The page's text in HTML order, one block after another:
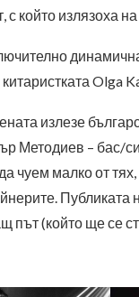
с който излязоха
китаристката
излезе
Методиев – бас/
чуем малко от
път (който ще се